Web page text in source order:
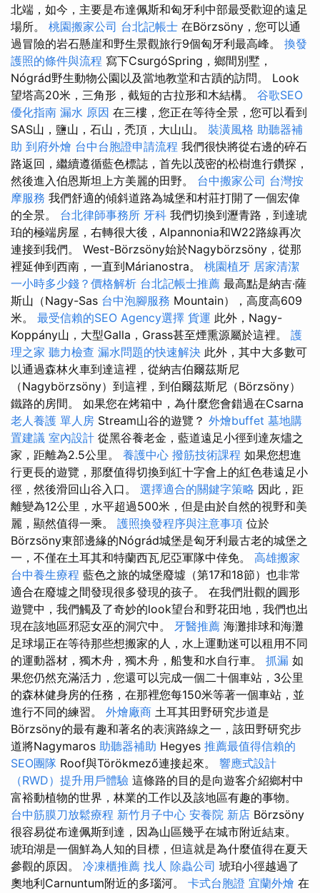
北端，如今，主要是布達佩斯和匈牙利中部最受歡迎的遠足
場所。 桃園搬家公司 台北記帳士 在Börzsöny，您可以通
過冒險的岩石懸崖和野生景觀旅行9個匈牙利最高峰。 換發
護照的條件與流程 寫下CsurgóSpring，鄉間別墅，
Nógrád野生動物公園以及當地教堂和古蹟的訪問。 Look
望塔高20米，三角形，截短的古拉形和木結構。 谷歌SEO
優化指南 漏水 原因 在三樓，您正在等待全景，您可以看到
SAS山，鹽山，石山，禿頂，大山山。 裝潢風格 助聽器補
助 到府外燴 台中台胞證申請流程 我們很快將從右邊的碎石
路返回，繼續遵循藍色標誌，首先以茂密的松樹進行鑽探，
然後進入伯恩斯坦上方美麗的田野。 台中搬家公司 台灣按
摩服務 我們舒適的傾斜道路為城堡和村莊打開了一個宏偉
的全景。 台北律師事務所 牙科 我們切換到瀝青路，到達琥
珀的極端房屋，右轉很大後，Alpannonia和W22路線再次
連接到我們。 West-Börzsöny始於Nagybörzsöny，從那
裡延伸到西南，一直到Márianostra。 桃園植牙 居家清潔
一小時多少錢？價格解析 台北記帳士推薦 最高點是納吉·薩
斯山（Nagy-Sas 台中泡腳服務 Mountain），高度高609
米。 最受信賴的SEO Agency選擇 貨運 此外，Nagy-
Koppány山，大型Galla，Grass甚至煙熏源屬於這裡。 護
理之家 聽力檢查 漏水問題的快速解決 此外，其中大多數可
以通過森林火車到達這裡，從納吉伯爾茲斯尼
（Nagybörzsöny）到這裡，到伯爾茲斯尼（Börzsöny）
鐵路的房間。 如果您在烤箱中，為什麼您會錯過在Csarna
老人養護 單人房 Stream山谷的遊覽？ 外燴buffet 墓地購
置建議 室內設計 從黑谷養老金，藍道遠足小徑到達灰燼之
家，距離為2.5公里。 養護中心 撥筋技術課程 如果您想進
行更長的遊覽，那麼值得切換到紅十字會上的紅色巷遠足小
徑，然後滑回山谷入口。 選擇適合的關鍵字策略 因此，距
離變為12公里，水平超過500米，但是由於自然的視野和美
麗，顯然值得一乘。 護照換發程序與注意事項 位於
Börzsöny東部邊緣的Nógrád城堡是匈牙利最古老的城堡之
一，不僅在土耳其和特蘭西瓦尼亞軍隊中倖免。 高雄搬家
台中養生療程 藍色之旅的城堡廢墟（第17和18節）也非常
適合在廢墟之間發現很多發現的孩子。 在我們壯觀的圓形
遊覽中，我們觸及了奇妙的look望台和野花田地，我們也出
現在該地區邪惡女巫的洞穴中。 牙醫推薦 海灘排球和海灘
足球場正在等待那些想搬家的人，水上運動迷可以租用不同
的運動器材，獨木舟，獨木舟，船隻和水自行車。 抓漏 如
果您仍然充滿活力，您還可以完成一個二十個車站，3公里
的森林健身房的任務，在那裡您每150米等著一個車站，並
進行不同的練習。 外燴廠商 土耳其田野研究步道是
Börzsöny的最有趣和著名的表演路線之一，該田野研究步
道將Nagymaros 助聽器補助 Hegyes 推薦最值得信賴的
SEO團隊 Roof與Törökmező連接起來。 響應式設計
（RWD）提升用戶體驗 這條路的目的是向遊客介紹鄉村中
富裕動植物的世界，林業的工作以及該地區有趣的事物。
台中筋膜刀放鬆療程 新竹月子中心 安養院 新店 Börzsöny
很容易從布達佩斯到達，因為山區幾乎在城市附近結束。
琥珀湖是一個鮮為人知的目標，但這就是為什麼值得在夏天
參觀的原因。 冷凍櫃推薦 找人 除蟲公司 琥珀小徑越過了
奧地利Carnuntum附近的多瑙河。 卡式台胞證 宜蘭外燴 在